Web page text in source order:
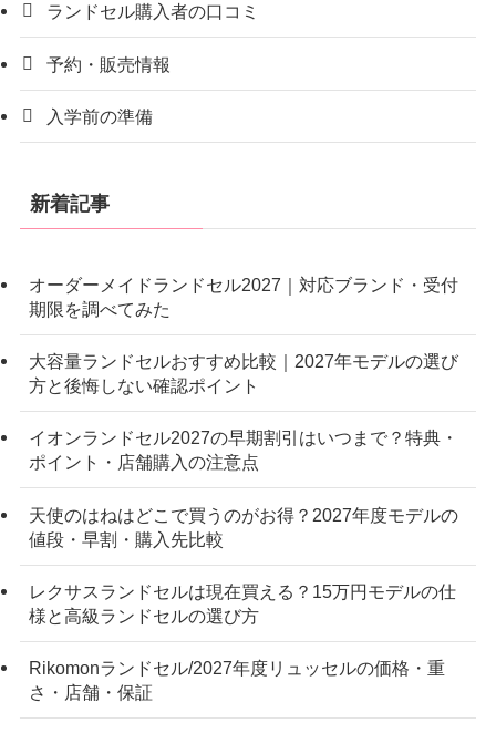
ランドセル購入者の口コミ
予約・販売情報
入学前の準備
新着記事
オーダーメイドランドセル2027｜対応ブランド・受付
期限を調べてみた
大容量ランドセルおすすめ比較｜2027年モデルの選び
方と後悔しない確認ポイント
イオンランドセル2027の早期割引はいつまで？特典・
ポイント・店舗購入の注意点
天使のはねはどこで買うのがお得？2027年度モデルの
値段・早割・購入先比較
レクサスランドセルは現在買える？15万円モデルの仕
様と高級ランドセルの選び方
Rikomonランドセル/2027年度リュッセルの価格・重
さ・店舗・保証